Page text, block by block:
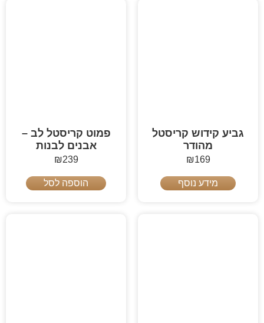
גביע קידוש קריסטל
מהודר
₪169
מידע נוסף
פמוט קריסטל לב –
אבנים לבנות
₪239
הוספה לסל